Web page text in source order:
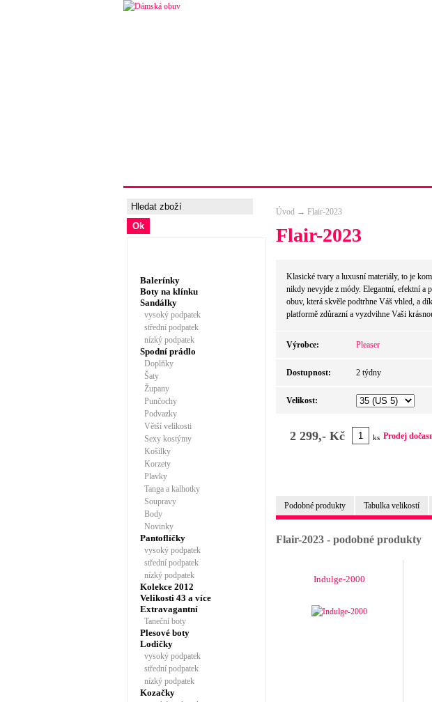
Balerínky
Boty na klínku
Sandálky
vysoký podpatek
střední podpatek
nízký podpatek
Spodní prádlo
Doplňky
Šaty
Župany
Punčochy
Podvazky
Větší velikosti
Sexy kostýmy
Košilky
Korzety
Plavky
Tanga a kalhotky
Soupravy
Body
Novinky
Pantoflíčky
vysoký podpatek
střední podpatek
nízký podpatek
Kolekce 2012
Velikosti 43 a více
Extravagantní
Taneční boty
Plesové boty
Lodičky
vysoký podpatek
střední podpatek
nízký podpatek
Kozačky
Úvod → Flair-2023
Flair-2023
Klasické tvary a luxusní materiály, to je
nikdy nevyjde z módy. Elegantní, efektní a
obuv, která skvěle podtrhne Váš vhled, a
platformě zdůrazní a vyzdvihne Vaši
Výrobce: Pleaser
Dostupnost: 2 týdny
Velikost:
2 299,- Kč ks Prodej
Podobné produkty Tabulka velikostí
Flair-2023 - podobné produkty
Indulge-2000